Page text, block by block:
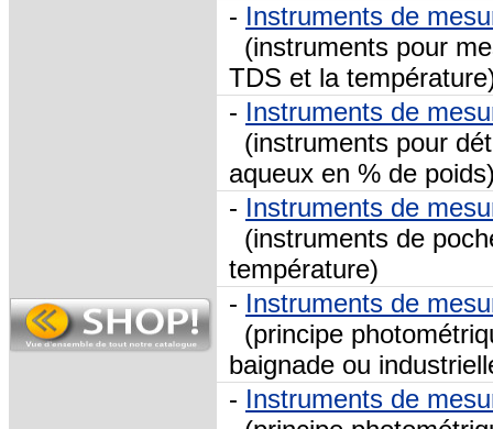
- Instruments de
(instruments pour
TDS et la
- Instruments de
(instruments pour
aqueux en % de
- Instruments de
(instruments de
température)
- Instruments de
(principe
baignade ou
- Instruments de